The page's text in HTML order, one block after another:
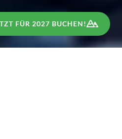
FÜR 2027 BUCHEN!